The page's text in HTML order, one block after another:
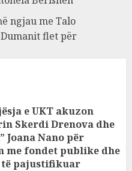
ngjau me Talo
Dumanit flet për
e UKT akuzon
Skerdi Drenova dhe
Joana Nano për
me fondet publike dhe
pajustifikuar